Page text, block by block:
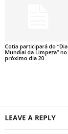
Cotia participará do “Dia
Mundial da Limpeza” no
próximo dia 20
LEAVE A REPLY